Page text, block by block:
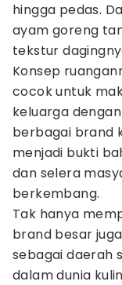
hingga pedas.
ayam goreng
tekstur
Konsep
cocok untuk
keluarga
berbagai brand
menjadi bukti
dan selera
berkembang.
Tak hanya
brand besar
sebagai daerah
dalam dunia